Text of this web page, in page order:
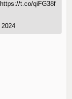
https://t.co/qiFG38f